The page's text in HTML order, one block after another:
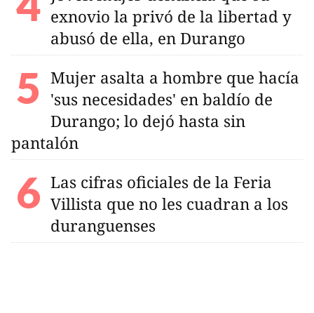
exnovio la privó de la libertad y
abusó de ella, en Durango
Mujer asalta a hombre que hacía
'sus necesidades' en baldío de
Durango; lo dejó hasta sin
pantalón
Las cifras oficiales de la Feria
Villista que no les cuadran a los
duranguenses